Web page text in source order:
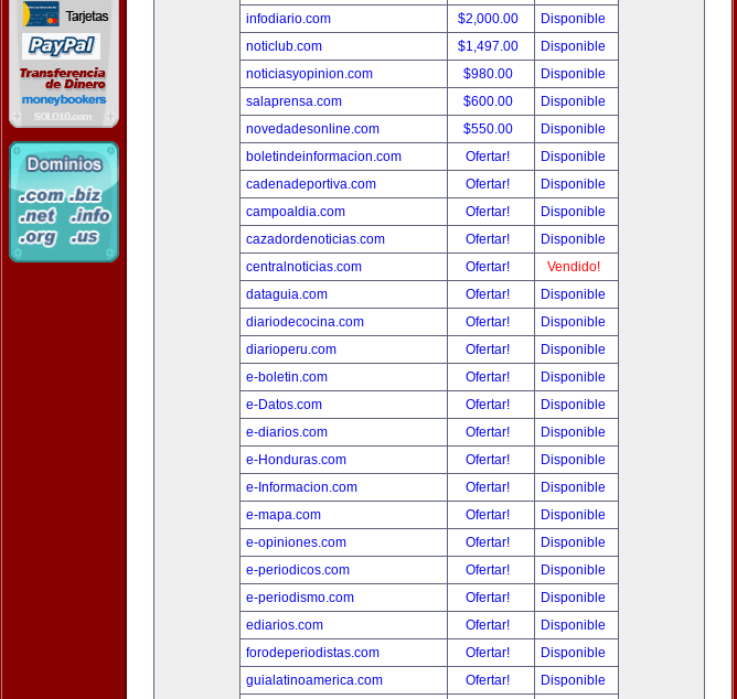
infodiario.com
$2,000.00
Disponible
noticlub.com
$1,497.00
Disponible
noticiasyopinion.com
$980.00
Disponible
salaprensa.com
$600.00
Disponible
novedadesonline.com
$550.00
Disponible
boletindeinformacion.com
Ofertar!
Disponible
cadenadeportiva.com
Ofertar!
Disponible
campoaldia.com
Ofertar!
Disponible
cazadordenoticias.com
Ofertar!
Disponible
centralnoticias.com
Ofertar!
Vendido!
dataguia.com
Ofertar!
Disponible
diariodecocina.com
Ofertar!
Disponible
diarioperu.com
Ofertar!
Disponible
e-boletin.com
Ofertar!
Disponible
e-Datos.com
Ofertar!
Disponible
e-diarios.com
Ofertar!
Disponible
e-Honduras.com
Ofertar!
Disponible
e-Informacion.com
Ofertar!
Disponible
e-mapa.com
Ofertar!
Disponible
e-opiniones.com
Ofertar!
Disponible
e-periodicos.com
Ofertar!
Disponible
e-periodismo.com
Ofertar!
Disponible
ediarios.com
Ofertar!
Disponible
forodeperiodistas.com
Ofertar!
Disponible
guialatinoamerica.com
Ofertar!
Disponible